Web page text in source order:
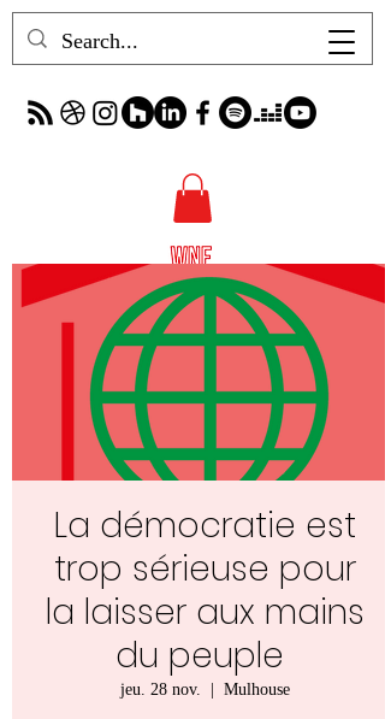
La démocratie est
trop sérieuse pour
la laisser aux mains
du peuple
jeu. 28 nov.
  |
Mulhouse